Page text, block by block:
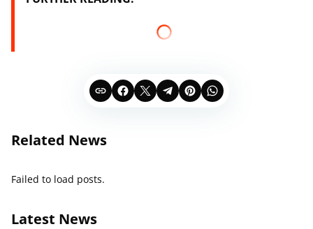
Related News
Failed to load posts.
Latest News